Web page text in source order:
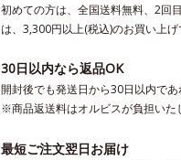
初めての方は、全国送料無料、2回
は、3,300円以上(税込)のお買い上
30日以内なら返品OK
開封後でも発送日から30日以内で
※商品返送料はオルビスが負担いた
最短ご注文翌日お届け